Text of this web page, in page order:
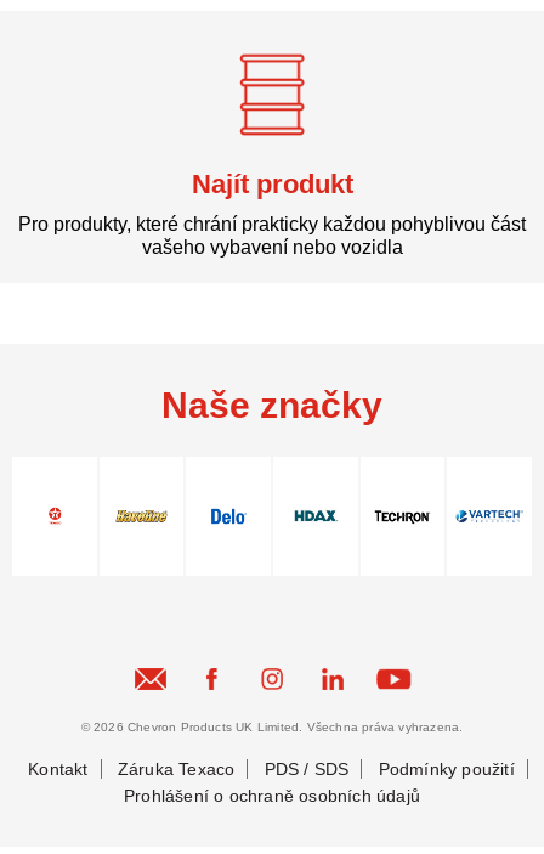
Najít produkt
Pro produkty, které chrání prakticky každou pohyblivou část
vašeho vybavení nebo vozidla
Naše značky
© 2026 Chevron Products UK Limited. Všechna práva vyhrazena.
Kontakt Záruka Texaco PDS / SDS
Podmínky použití
Prohlášení o ochraně osobních údajů